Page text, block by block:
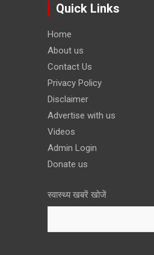
Quick Links
Home
About us
Contact Us
Privacy Policy
Disclaimer
Advertise with us
Videos
Admin Login
Donate us
स्वास्थ्य खबरें खोजें